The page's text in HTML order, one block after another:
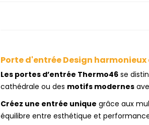
Porte d'entrée Design
Les portes d’entrée Thermo46 se
cathédrale ou des motifs modernes
Créez une entrée unique grâce aux
équilibre entre esthétique et